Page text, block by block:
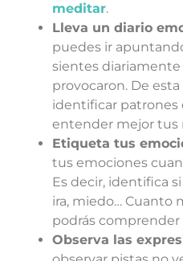
meditar.
Lleva un diario
puedes ir
sientes
provocaron. De
identificar patrones
entender mejor tus
Etiqueta tus
tus emociones
Es decir, identifica
ira, miedo… Cuanto
podrás
Observa las